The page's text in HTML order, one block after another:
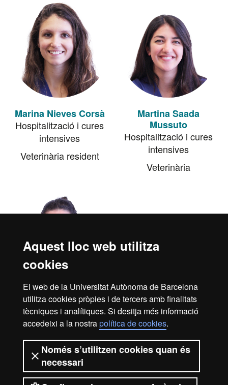
Aquest lloc web utilitza
cookies
El web de la Universitat Autònoma de Barcelona
utilitza cookies pròpies i de tercers amb finalitats
tècniques i analítiques. Si desitja més informació
accedeixi a la nostrapolítica de cookies.
Només s’utilitzen cookies quan és
necessari
Marina Nieves Corsà
Hospitalització i cures
intensives
Veterinària resident
Martina Saada
Mussuto
Hospitalització i cures
intensives
Veterinària
Eva Salido Llasat
Hospitalització i cures
intensives
Veterinària